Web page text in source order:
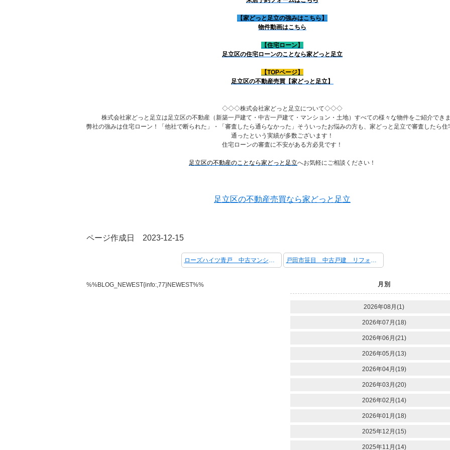
【家どっと足立の強みはこちら】
物件動画はこちら
【住宅ローン】
足立区の住宅ローンのことなら家どっと足立
【TOPページ】
足立区の不動産売買【家どっと足立】
◇◇◇株式会社家どっと足立について◇◇◇
株式会社家どっと足立は足立区の不動産（新築一戸建て・中古一戸建て・マンション・土地）すべての様々な物件をご紹介できま
弊社の強みは住宅ローン！「他社で断られた」・「審査したら通らなかった」そういったお悩みの方も、家どっと足立で審査したら住
通ったという実績が多数ございます！
住宅ローンの審査に不安がある方必見です！
足立区の不動産のことなら家どっと足立へお気軽にご相談ください！
足立区の不動産売買なら家どっと足立
ページ作成日 2023-12-15
%%BLOG_NEWEST{info:,77}NEWEST%% 月別
2026年08月(1)
2026年07月(18)
2026年06月(21)
2026年05月(13)
2026年04月(19)
2026年03月(20)
2026年02月(14)
2026年01月(18)
2025年12月(15)
2025年11月(14)